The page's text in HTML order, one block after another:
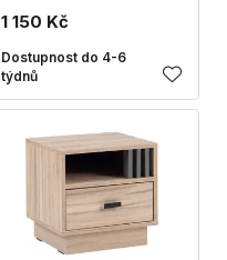
1 150 Kč
Dostupnost do 4-6
týdnů